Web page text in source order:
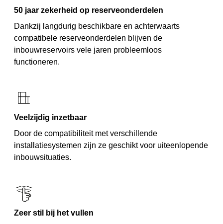
50 jaar zekerheid op reserveonderdelen
Dankzij langdurig beschikbare en achterwaarts
compatibele reserveonderdelen blijven de
inbouwreservoirs vele jaren probleemloos
functioneren.
Veelzijdig inzetbaar
Door de compatibiliteit met verschillende
installatiesystemen zijn ze geschikt voor uiteenlopende
inbouwsituaties.
Zeer stil bij het vullen